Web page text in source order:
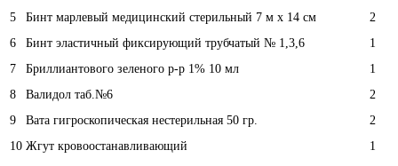
5
Бинт марлевый медицинский стерильный 7 м х 14 см
2
6
Бинт эластичный фиксирующий трубчатый № 1,3,6
1
7
Бриллиантового зеленого р-р 1% 10 мл
1
8
Валидол таб.№6
2
9
Вата гигроскопическая нестерильная 50 гр.
2
10 Жгут кровоостанавливающий
1